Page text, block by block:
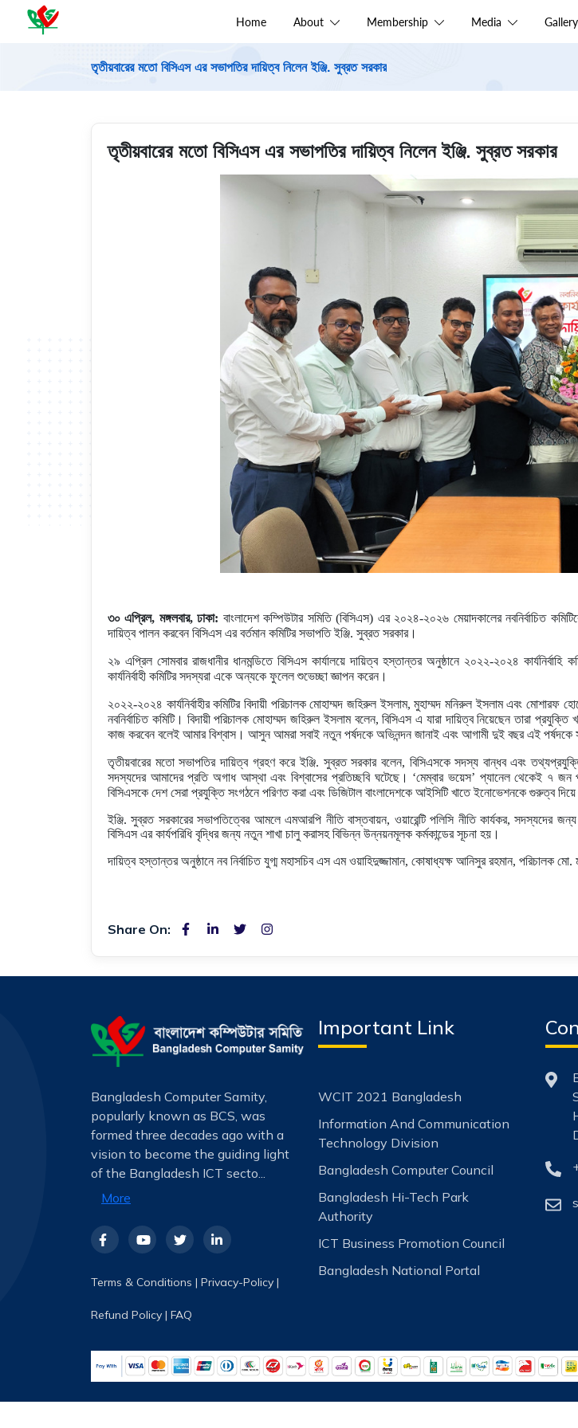
Home About Membership Media
তৃতীয়বারের মতো বিসিএস এর সভাপতির দায়িত্ব নিলেন ইঞ্জি. সুব্রত সরকার
তৃতীয়বারের মতো বিসিএস এর সভাপতির দায়িত্ব নিলেন ইঞ্জি. সুব্রত সরকার
৩০ এপ্রিল, মঙ্গলবার, ঢাকা: বাংলাদেশ কম্পিউটার সমিতি (বিসিএস) এর ২০২৪-২০২৬ মেয়াদকালের নবনির্বাচিত
দায়িত্ব পালন করবেন বিসিএস এর বর্তমান কমিটির সভাপতি ইঞ্জি. সুব্রত সরকার।
২৯ এপ্রিল সোমবার রাজধানীর ধানমন্ডিতে বিসিএস কার্যালয়ে দায়িত্ব হস্তান্তর অনুষ্ঠানে ২০২২-২০২৪ কার্যনির্বাহি
কার্যনির্বাহী কমিটির সদস্যরা একে অন্যকে ফুলেল শুভেচ্ছা জ্ঞাপন করেন।
২০২২-২০২৪ কার্যনির্বাহীর কমিটির বিদায়ী পরিচালক মোহাম্মদ জহিরুল ইসলাম, মুহাম্মদ মনিরুল ইসলাম এবং
নবনির্বাচিত কমিটি। বিদায়ী পরিচালক মোহাম্মদ জহিরুল ইসলাম বলেন, বিসিএস এ যারা দায়িত্ব নিয়েছেন তারা
কাজ করবেন বলেই আমার বিশ্বাস। আসুন আমরা সবাই নতুন পর্ষদকে অভিনন্দন জানাই এবং আগামী দুই বছর এই পর্ষদকে
তৃতীয়বারের মতো সভাপতির দায়িত্ব গ্রহণ করে ইঞ্জি. সুব্রত সরকার বলেন, বিসিএসকে সদস্য বান্ধব এবং
সদস্যদের আমাদের প্রতি অগাধ আস্থা এবং বিশ্বাসের প্রতিচ্ছবি ঘটেছে। ‘মেম্বার ভয়েস’ প্যানেল থেকেই ৭ জন
বিসিএসকে দেশ সেরা প্রযুক্তি সংগঠনে পরিণত করা এবং ডিজিটাল বাংলাদেশকে আইসিটি খাতে ইনোভেশনকে গুরুত্ব
ইঞ্জি. সুব্রত সরকারের সভাপতিত্বের আমলে এমআরপি নীতি বাস্তবায়ন, ওয়ারেন্টি পলিসি নীতি কার্যকর, সদস্যদের
বিসিএস এর কার্যপরিধি বৃদ্ধির জন্য নতুন শাখা চালু করাসহ বিভিন্ন উন্নয়নমূলক কর্মকান্ডের সূচনা হয়।
দায়িত্ব হস্তান্তর অনুষ্ঠানে নব নির্বাচিত যুগ্ম মহাসচিব এস এম ওয়াহিদুজ্জামান, কোষাধ্যক্ষ আনিসুর রহমান,
Share On:
Bangladesh Computer Samity,
popularly known as BCS, was
formed three decades ago with a
vision to become the guiding light
of the Bangladesh ICT secto...
More
Terms & Conditions | Privacy-Policy |
Refund Policy | FAQ
Important Link
WCIT 2021 Bangladesh
Information And Communication
Technology Division
Bangladesh Computer Council
Bangladesh Hi-Tech Park
Authority
ICT Business Promotion Council
Bangladesh National Portal